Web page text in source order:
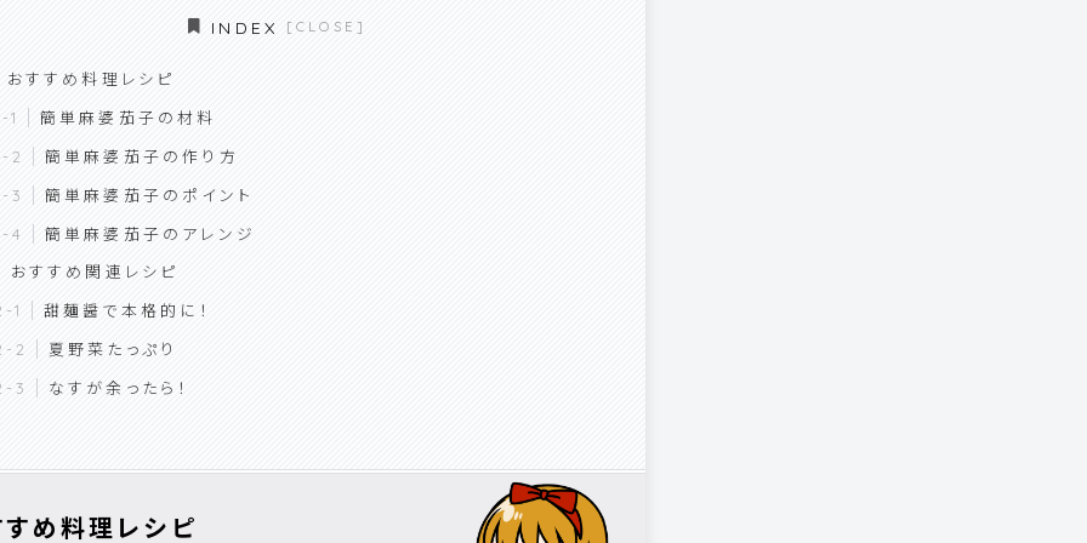
INDEX
おすすめ料理レシピ
簡単麻婆茄子の材料
簡単麻婆茄子の作り方
簡単麻婆茄子のポイント
簡単麻婆茄子のアレンジ
おすすめ関連レシピ
甜麺醤で本格的に！
夏野菜たっぷり
なすが余ったら！
すめ料理レシピ